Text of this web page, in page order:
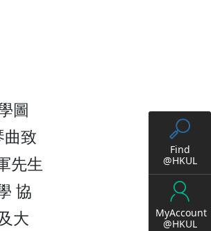
圖
致
先生
協
大
Find
@HKUL
MyAccount
@HKUL